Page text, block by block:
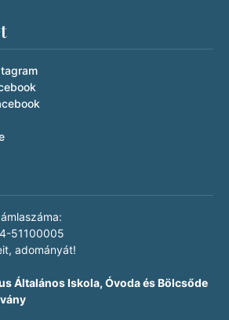
51100005
adományát!
Általános Iskola, Óvoda és Bölcsőde